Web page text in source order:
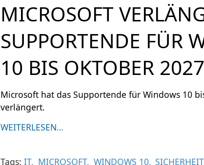
MICROSOFT
SUPPORTENDE FÜR
10 BIS OKTOBER 2027
Microsoft hat das Supportende für Windows 10
verlängert.
WEITERLESEN…
Tags: IT MICROSOFT WINDOWS 10 SICHERHEIT